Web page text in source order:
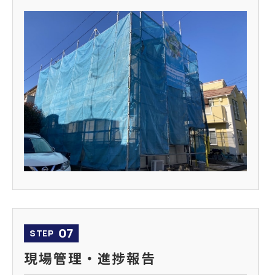
STEP 07
現場管理・進捗報告